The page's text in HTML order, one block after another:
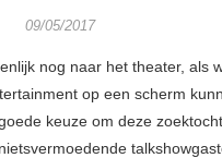
09/05/2017
nog naar het theater, als
op een scherm
keuze om deze